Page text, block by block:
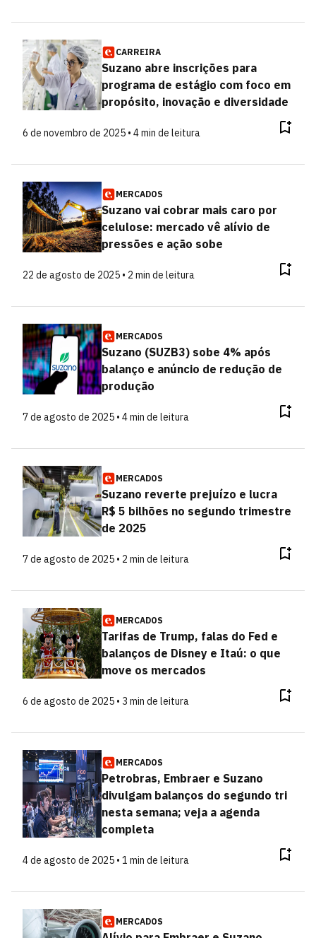
CARREIRA
Suzano abre inscrições para
programa de estágio com foco em
propósito, inovação e diversidade
6 de novembro de 2025 • 4 min de leitura
MERCADOS
Suzano vai cobrar mais caro por
celulose: mercado vê alívio de
pressões e ação sobe
22 de agosto de 2025 • 2 min de leitura
MERCADOS
Suzano (SUZB3) sobe 4% após
balanço e anúncio de redução de
produção
7 de agosto de 2025 • 4 min de leitura
MERCADOS
Suzano reverte prejuízo e lucra
R$ 5 bilhões no segundo trimestre
de 2025
7 de agosto de 2025 • 2 min de leitura
MERCADOS
Tarifas de Trump, falas do Fed e
balanços de Disney e Itaú: o que
move os mercados
6 de agosto de 2025 • 3 min de leitura
MERCADOS
Petrobras, Embraer e Suzano
divulgam balanços do segundo tri
nesta semana; veja a agenda
completa
4 de agosto de 2025 • 1 min de leitura
MERCADOS